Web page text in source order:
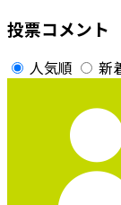
投票コメント
人気順 新